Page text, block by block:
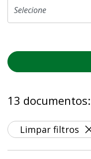
13 documentos:
Limpar filtros